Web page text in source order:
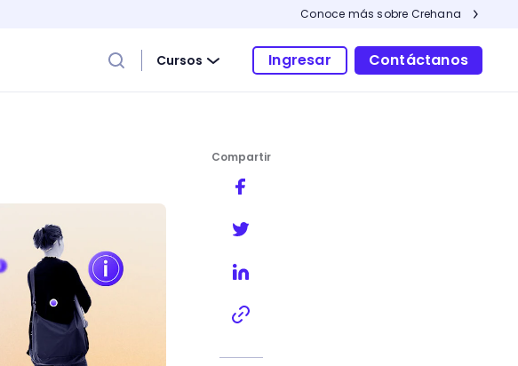
Conoce más sobre Crehana
Cursos Ingresar Contáctanos
Compartir